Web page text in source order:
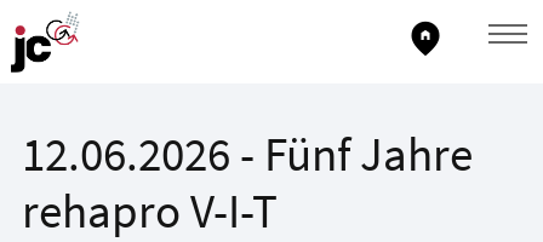
home_pin
12.06.2026 - Fünf Jahre
rehapro V-I-T